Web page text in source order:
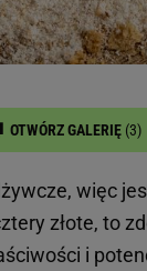
OTWÓRZ GALERIĘ (3)
więc
złote, to
i